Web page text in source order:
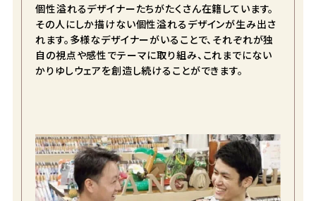
個性溢れるデザイナーたちがたくさん在籍しています。
その人にしか描けない個性溢れるデザインが生み出さ
れます。多様なデザイナーがいることで、それぞれが独
自の視点や感性でテーマに取り組み、これまでにない
かりゆしウェアを創造し続けることができます。